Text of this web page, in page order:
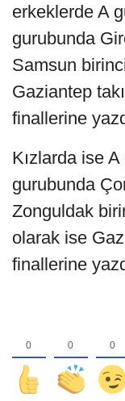
erkeklerde A
gurubunda
Samsun
Gaziantep
finallerine
Kızlarda ise
gurubunda
Zonguldak
olarak ise
finallerine